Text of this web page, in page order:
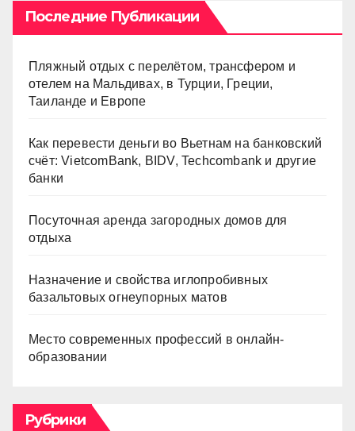
Последние Публикации
Пляжный отдых с перелётом, трансфером и
отелем на Мальдивах, в Турции, Греции,
Таиланде и Европе
Как перевести деньги во Вьетнам на банковский
счёт: VietcomBank, BIDV, Techcombank и другие
банки
Посуточная аренда загородных домов для
отдыха
Назначение и свойства иглопробивных
базальтовых огнеупорных матов
Место современных профессий в онлайн-
образовании
Рубрики